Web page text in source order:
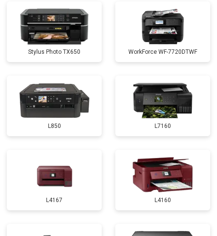
Stylus Photo TX650 WorkForce WF-7720DTWF
L850 L7160
L4167 L4160